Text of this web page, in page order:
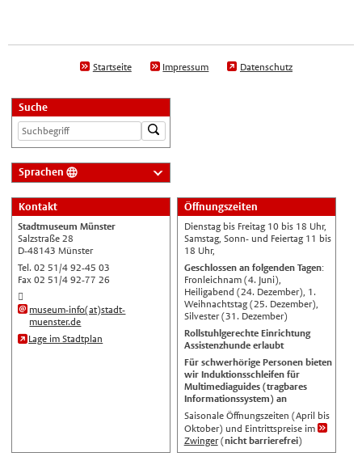
Startseite Impressum Datenschutz
Suche
Sprachen
Nederlands
English
Українська
Türkçe
اللغة العربية
Français
Kontakt
Stadtmuseum Münster
Salzstraße 28
D-48143 Münster
Tel. 02 51/4 92-45 03
Fax 02 51/4 92-77 26
museum-info(at)stadt-
muenster.de
Lage im Stadtplan
Öffnungszeiten
Dienstag bis Freitag 10 bis 18 Uhr,
Samstag, Sonn- und Feiertag 11 bis
18 Uhr,
Geschlossen an folgenden Tagen:
Fronleichnam (4. Juni),
Heiligabend (24. Dezember), 1.
Weihnachtstag (25. Dezember),
Silvester (31. Dezember)
Rollstuhlgerechte Einrichtung
Assistenzhunde erlaubt
Für schwerhörige Personen bieten
wir Induktionsschleifen für
Multimediaguides (tragbares
Informationssystem) an
Saisonale Öffnungszeiten (April bis
Oktober) und Eintrittspreise im
Zwinger(nicht barrierefrei)